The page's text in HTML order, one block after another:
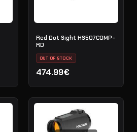
Red Dot Sight HS507COMP-
RD
OUT OF STOCK
474.99€